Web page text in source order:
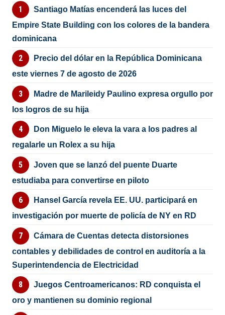
Santiago Matías encenderá las luces del
Empire State Building con los colores de la bandera
dominicana
Precio del dólar en la República Dominicana
este viernes 7 de agosto de 2026
Madre de Marileidy Paulino expresa orgullo por
los logros de su hija
Don Miguelo le eleva la vara a los padres al
regalarle un Rolex a su hija
Joven que se lanzó del puente Duarte
estudiaba para convertirse en piloto
Hansel García revela EE. UU. participará en
investigación por muerte de policía de NY en RD
Cámara de Cuentas detecta distorsiones
contables y debilidades de control en auditoría a la
Superintendencia de Electricidad
Juegos Centroamericanos: RD conquista el
oro y mantienen su dominio regional